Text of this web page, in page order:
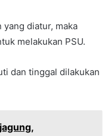
diatur, maka
melakukan PSU.
dan tinggal dilakukan